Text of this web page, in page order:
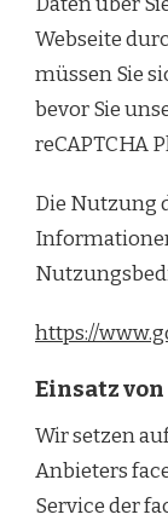
Webseite
müssen Sie
bevor Sie
reCAPTCHA
Die Nutzung
https://
Einsatz
Wir setzen
Anbieters
Service der